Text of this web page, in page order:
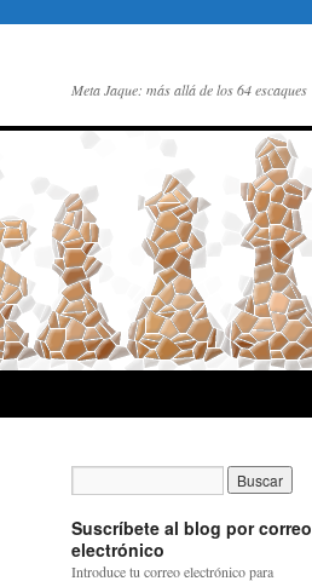
Meta Jaque: más allá de los 64 escaques
Suscríbete al blog por correo
electrónico
Introduce tu correo electrónico para